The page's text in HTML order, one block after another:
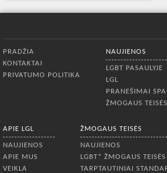
klausimai, kokį vaidmenį vaidina
kokia Lietuvos visuomenėje vyrauja
tradicinių vertybių samprata, kaip
suprantamos ir su kuo siejamos
žmogaus teisės. Šio straipsnio
pagrindu tapo š. m. rugsėjo 11
PRADŽIA
KONTAKTAI
PRIVATUMO POLITIKA
NAUJIENOS
LGBT PASAULYJE
LGL
PRANEŠIMAI
ŽMOGAUS TEISĖS
APIE LGL
NAUJIENOS
APIE MUS
VEIKLA
ŽMOGAUS TEISĖS
NAUJIENOS
LGBT* ŽMOGAUS TEISĖS
TARPTAUTINIAI